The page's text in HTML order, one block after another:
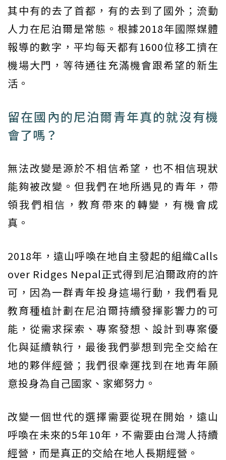
其中有的去了首都，有的去到了國外；流動
人力在尼泊爾是常態。根據2018年國際媒體
報導的數字，平均每天都有1600位移工擠在
機場大門，等待通往充滿機會跟希望的新生
活。
留在國內的尼泊爾青年真的就沒有機
會了嗎？
無法改變是源於不相信希望，也不相信現狀
能夠被改變。但我們在地所遇見的青年，帶
領我們相信，教育帶來的轉變，有機會成
真。
2018年，遠山呼喚在地自主發起的組織Calls
over Ridges Nepal正式得到尼泊爾政府的許
可，因為一群青年投身這場行動，我們看見
教育種植計劃在尼泊爾持續發揮影響力的可
能，從需求探索、專案發想、設計到專案優
化與延續執行，最後我們夢想到完全交給在
地的夥伴經營；我們很幸運找到在地青年願
意投身為自己國家、家鄉努力。
改變一個世代的選擇需要從現在開始，遠山
呼喚在未來的5年10年，不需要由台灣人持續
經營，而是真正的交給在地人長期經營。